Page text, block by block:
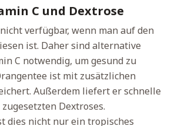
C und Dextrose
verfügbar, wenn man auf den
ist. Daher sind alternative
C notwendig, um gesund zu
ist mit zusätzlichen
Außerdem liefert er schnelle
Dextroses.
dies nicht nur ein tropisches